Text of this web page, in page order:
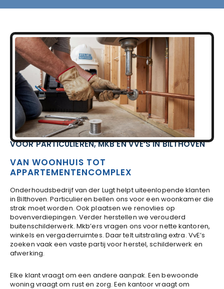
VOOR PARTICULIEREN, MKB EN VVE’S IN BILTHOVEN
VAN WOONHUIS TOT
APPARTEMENTENCOMPLEX
Onderhoudsbedrijf van der Lugt helpt uiteenlopende klanten
in Bilthoven. Particulieren bellen ons voor een woonkamer die
strak moet worden. Ook plaatsen we renovlies op
bovenverdiepingen. Verder herstellen we verouderd
buitenschilderwerk. Mkb’ers vragen ons voor nette kantoren,
winkels en vergaderruimtes. Daar telt uitstraling extra. VvE’s
zoeken vaak een vaste partij voor herstel, schilderwerk en
afwerking.
Elke klant vraagt om een andere aanpak. Een bewoonde
woning vraagt om rust en zorg. Een kantoor vraagt om